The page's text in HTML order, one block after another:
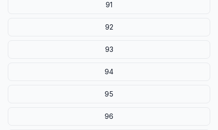
91
92
93
94
95
96